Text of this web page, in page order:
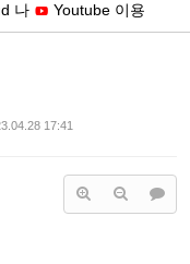
나 Youtube 이용
17:41